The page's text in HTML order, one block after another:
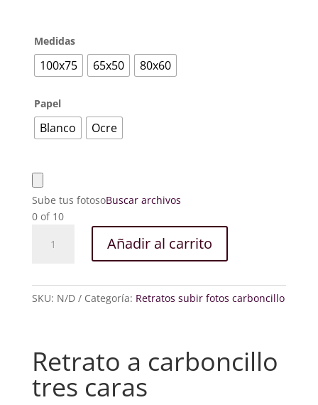
Medidas
100x75 65x50 80x60
Papel
Blanco Ocre
Sube tus fotosoBuscar archivos
0of 10
caras
Añadir al carrito
SKU: N/D Categoría: Retratos subir fotos carboncillo
Retrato a carboncillo
tres caras